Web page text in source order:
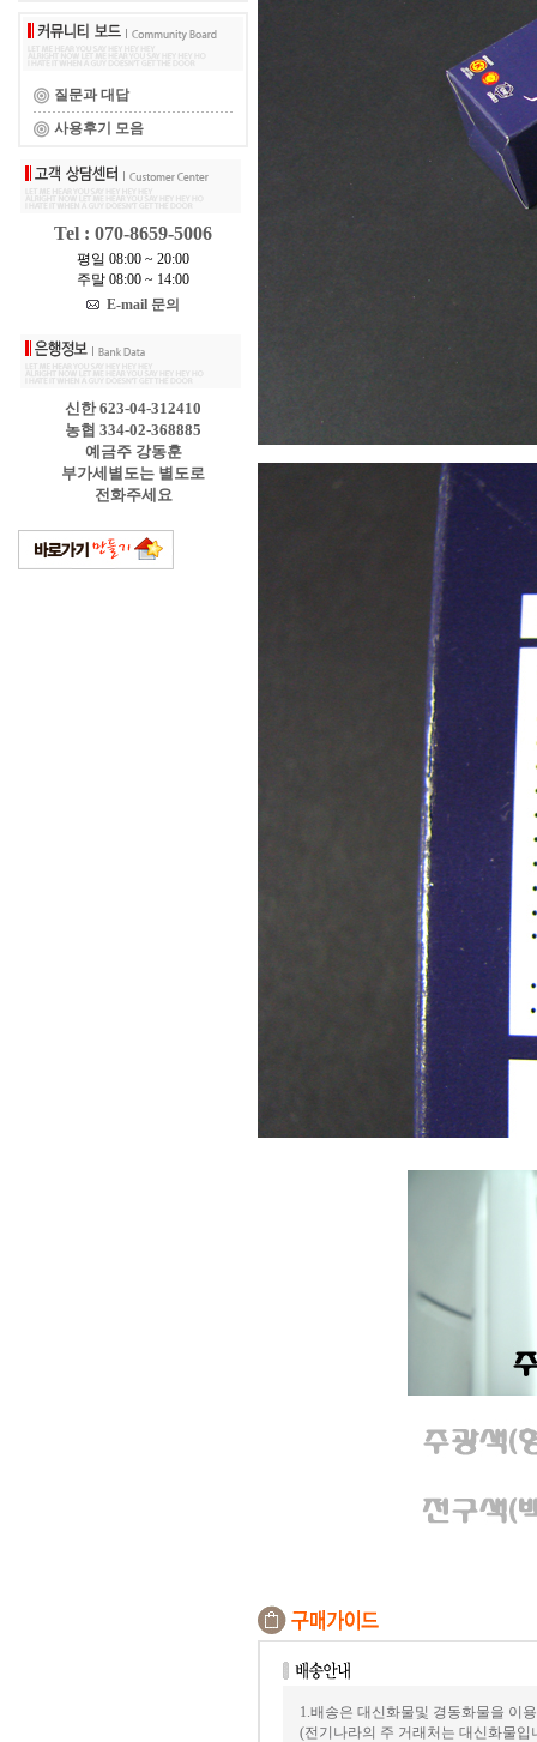
질문과 대답
사용후기 모음
Tel : 070-8659-5006
평일 08:00 ~ 20:00
주말 08:00 ~ 14:00
E-mail 문의
신한 623-04-312410
농협 334-02-368885
예금주 강동훈
부가세별도는 별도로
전화주세요
1.배송은 대신화물및 경동화물을 이
(전기나라의 주 거래처는 대신화물입